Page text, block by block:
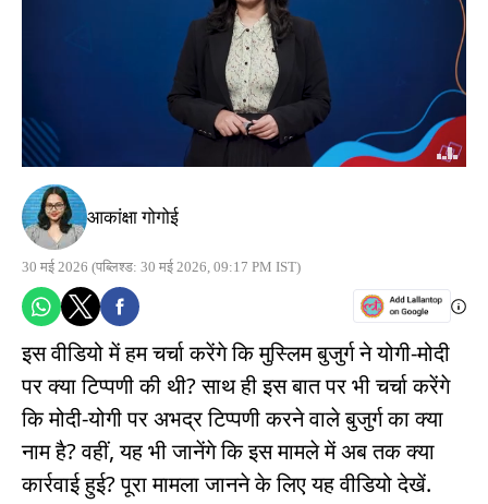
आकांक्षा गोगोई
30 मई 2026 (पब्लिश्ड: 30 मई 2026, 09:17 PM IST)
इस वीडियो में हम चर्चा करेंगे कि मुस्लिम बुजुर्ग ने योगी-मोदी
पर क्या टिप्पणी की थी? साथ ही इस बात पर भी चर्चा करेंगे
कि मोदी-योगी पर अभद्र टिप्पणी करने वाले बुजुर्ग का क्या
नाम है? वहीं, यह भी जानेंगे कि इस मामले में अब तक क्या
कार्रवाई हुई? पूरा मामला जानने के लिए यह वीडियो देखें.